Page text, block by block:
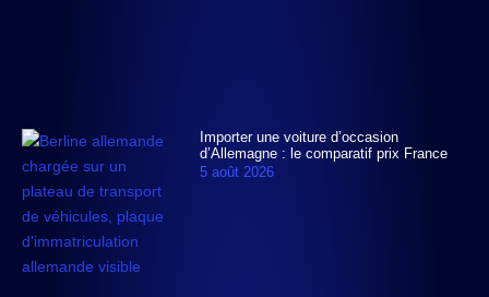
Importer une voiture d’occasion
d’Allemagne : le comparatif prix France
5 août 2026